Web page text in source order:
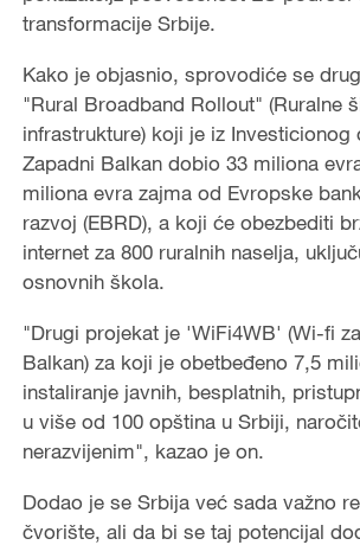
transformacije Srbije.
Kako je objasnio, sprovodiće se
"Rural Broadband Rollout" (Ruralne
infrastrukture) koji je iz Investicionog
Zapadni Balkan dobio 33 miliona
miliona evra zajma od Evropske
razvoj (EBRD), a koji će obezbediti
internet za 800 ruralnih naselja,
osnovnih škola.
"Drugi projekat je 'WiFi4WB' (Wi-fi
Balkan) za koji je obetbeđeno 7,5
instaliranje javnih, besplatnih,
u više od 100 opština u Srbiji,
nerazvijenim", kazao je on.
Dodao je se Srbija već sada važno
čvorište, ali da bi se taj potencijal